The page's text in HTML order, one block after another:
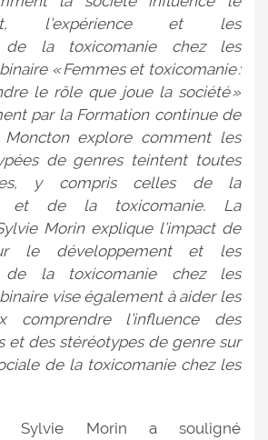
l’expérience et les
de la toxicomanie chez les
« Femmes et toxicomanie :
le rôle que joue la société »
par la Formation continue de
Moncton explore comment les
de genres teintent toutes
y compris celles de la
et de la toxicomanie. La
Morin explique l’impact de
le développement et les
de la toxicomanie chez les
vise également à aider les
comprendre l’influence des
et des stéréotypes de genre sur
de la toxicomanie chez les
Sylvie Morin a souligné